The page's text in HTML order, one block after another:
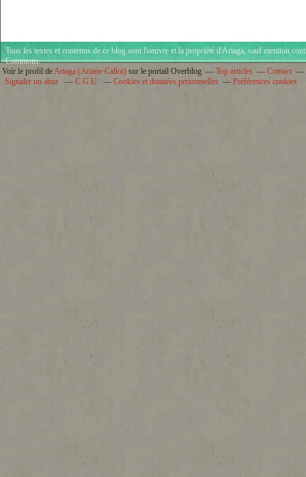
Tous les textes et contenus de ce blog sont l'oeuvre et la propriété d'Ariaga, sauf mention
Commons.
Voir le profil deAriaga (Ariane Callot) sur le portail Overblog Top articles
Contact
Signaler un abus
C.G.U. Cookies et données personnelles Préférences cookies